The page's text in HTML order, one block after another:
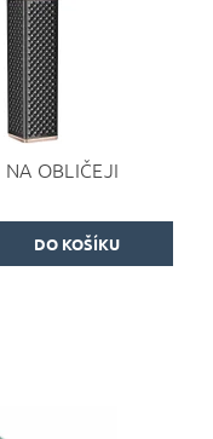
OBLIČEJI